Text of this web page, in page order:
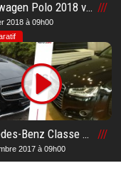
Volkswagen Polo 2018 vs Audi A1 2018 : Notre comparatif et notre avis après notre essai sur la meilleure voiture
2018 à 09h00
Mercedes-Benz Classe S 500 4 Matic 2017 vs Audi A8 3.0 TDI Quattro Tiptronic 2017 : Notre comparatif et notre avis après notre essai sur la meilleure voiture
2017 à 09h00